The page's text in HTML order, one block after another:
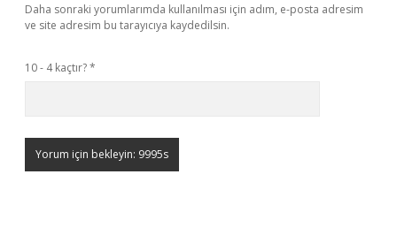
Daha sonraki yorumlarımda kullanılması için adım, e-posta adresim
ve site adresim bu tarayıcıya kaydedilsin.
10 - 4 kaçtır?*